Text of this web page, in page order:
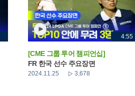
4:55
[CME 그룹 투어 챔피언십]
FR 한국 선수 주요장면
2024.11.25 3,678